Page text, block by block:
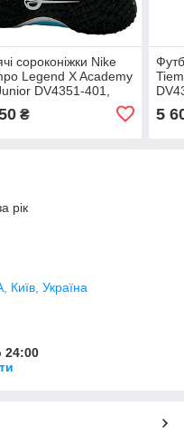
сороконіжки Nike
Legend X Academy
DV4351-401,
Розмір (EU) —
₴ 5
рік
Україна
24:00